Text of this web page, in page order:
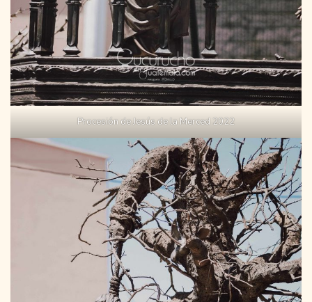
Procesión de Jesús de la Merced 2022